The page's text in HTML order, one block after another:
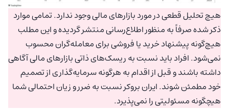
هیچ تحلیل قطعی در مورد بازارهای مالی وجود ندارد. تمامی موارد
ذکر شده صرفاً به منظور اطلاع‌رسانی منتشر گردیده و این مطلب
هیچ‌گونه پیشنهاد خرید یا فروشی برای معامله‌گران محسوب
نمی‌شود. افراد باید نسبت به ریسک‌های ذاتی بازارهای مالی آگاهی
داشته باشند و قبل از اقدام به هرگونه سرمایه‌گذاری از تصمیم
خود مطمئن شوند. ایران بروکر نسبت به ضرر و زیان احتمالی شما
هیچگونه مسئولیتی را نمی‌پذیرد.